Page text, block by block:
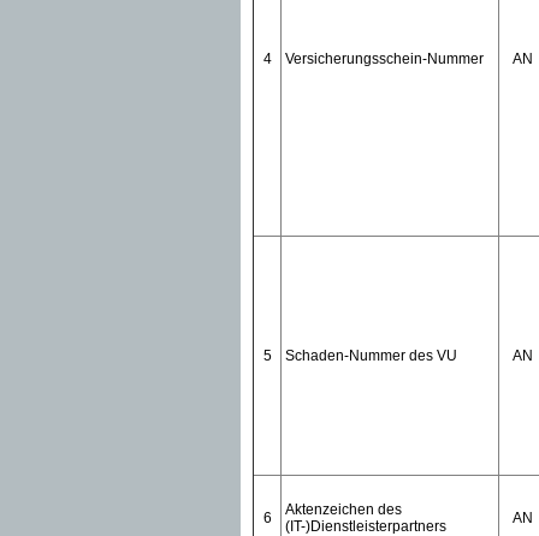
4 Versicherungsschein-Nummer AN
5 Schaden-Nummer des VU AN
6
Aktenzeichen des
(IT-)Dienstleisterpartners
AN